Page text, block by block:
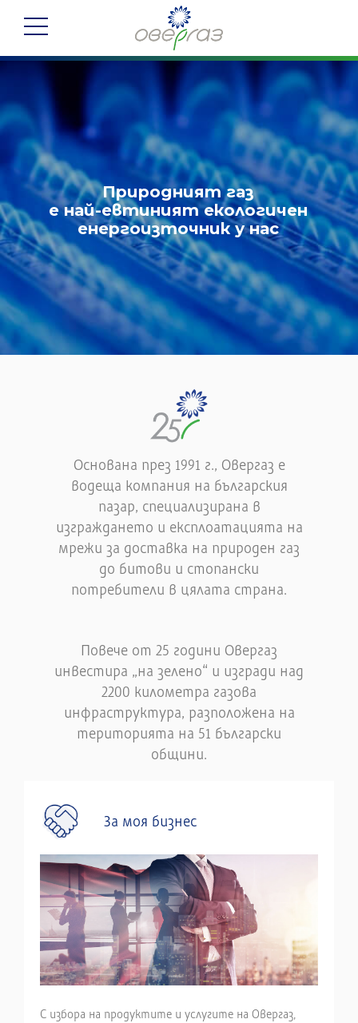
Прескочете
Природният газ
е най-евтиният екологичен
енергоизточник у нас
Основана през 1991 г., Овергаз е
водеща компания на българския
пазар, специализирана в
изграждането и експлоатацията на
мрежи за доставка на природен газ
до битови и стопански
потребители в цялата страна.
Повече от 25 години Овергаз
инвестира „на зелено“ и изгради над
2200 километра газова
инфраструктура, разположена на
територията на 51 български
общини.
За моя бизнес
С избора на продуктите и услугите на Овергаз,